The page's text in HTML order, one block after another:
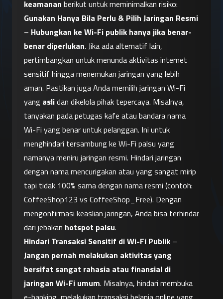
keamanan berikut untuk meminimalkan risiko:
Gunakan Hanya Bila Perlu & Pilih Jaringan Resmi
– Hubungkan ke Wi-Fi publik hanya jika benar-
benar diperlukan. Jika ada alternatif lain,
pertimbangkan untuk menunda aktivitas internet
sensitif hingga menemukan jaringan yang lebih
aman. Pastikan juga Anda memilih jaringan Wi-Fi
yang asli dan dikelola pihak tepercaya. Misalnya,
tanyakan pada petugas kafe atau bandara nama
Wi-Fi yang benar untuk pelanggan. Ini untuk
menghindari tersambung ke Wi-Fi palsu yang
namanya meniru jaringan resmi. Hindari jaringan
dengan nama mencurigakan atau yang sangat mirip
tapi tidak 100% sama dengan nama resmi (contoh:
CoffeeShop123 vs CoffeeShop_Free). Dengan
mengonfirmasi keaslian jaringan, Anda bisa terhindar
dari jebakan hotspot palsu.
Hindari Transaksi Sensitif di Wi-Fi Publik
Jangan pernah melakukan aktivitas yang
bersifat sangat rahasia atau finansial di
jaringan Wi-Fi umum. Misalnya, hindari membuka